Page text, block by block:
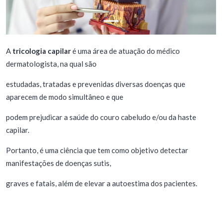
A tricologia capilaré uma área de atuação do médico
dermatologista, na qual são
estudadas, tratadas e prevenidas diversas doenças que
aparecem de modo simultâneo e que
podem prejudicar a saúde do couro cabeludo e/ou da haste
capilar. ⠀
Portanto, é uma ciência que tem como objetivo detectar
manifestações de doenças sutis,
graves e fatais, além de elevar a autoestima dos pacientes.